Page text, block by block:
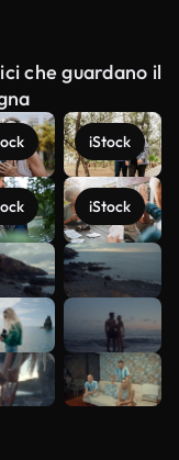
che guardano il
iStock
iStock
Scopri di
più